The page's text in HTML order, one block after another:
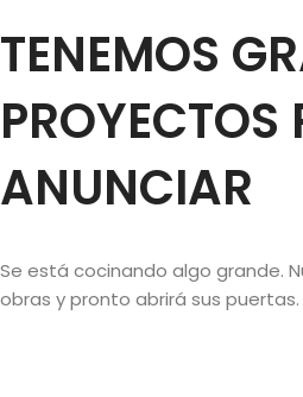
TENEMOS
PROYECTOS
ANUNCIAR
Se está cocinando algo grande.
obras y pronto abrirá sus puertas.